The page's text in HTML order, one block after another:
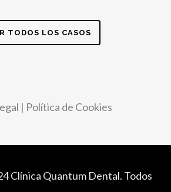
TODOS LOS CASOS
| Política de Cookies
Clínica Quantum Dental. Todos